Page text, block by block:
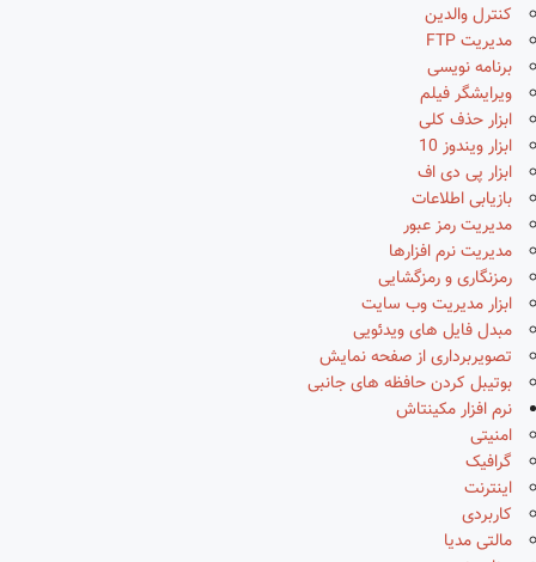
کنترل والدین
مدیریت FTP
برنامه نویسی
ویرایشگر فیلم
ابزار حذف کلی
ابزار ویندوز 10
ابزار پی دی اف
بازیابی اطلاعات
مدیریت رمز عبور
مدیریت نرم افزارها
رمزنگاری و رمزگشایی
ابزار مدیریت وب سایت
مبدل فایل های ویدئویی
تصویربرداری از صفحه نمایش
بوتیبل کردن حافظه های جانبی
نرم افزار مکینتاش
امنیتی
گرافیک
اینترنت
کاربردی
مالتی مدیا